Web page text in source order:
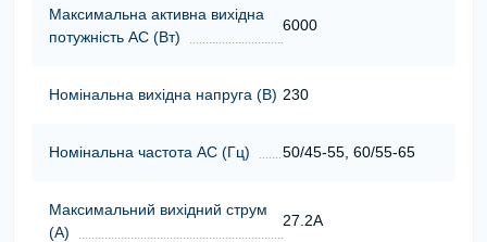
Максимальна активна вихідна
потужність АС (Вт)
6000
Номінальна вихідна напруга (В) 230
Номінальна частота АС (Гц) 50/45-55, 60/55-65
Максимальний вихідний струм
(А)
27.2A